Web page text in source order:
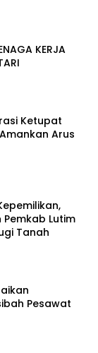
KERJA
Ketupat
Arus
Lutim
Tanah
Pesawat